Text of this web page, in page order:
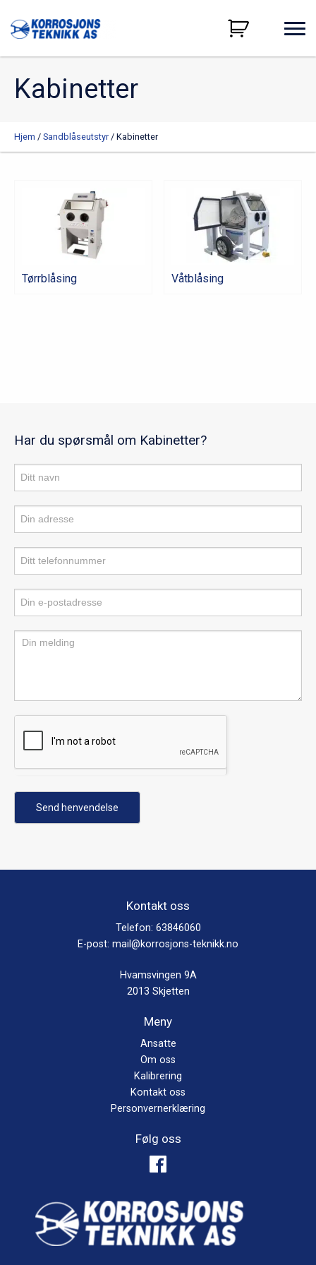
Kabinetter
Hjem / Sandblåseutstyr/ Kabinetter
Tørrblåsing Våtblåsing
Har du spørsmål om Kabinetter?
Produktforespørsel
Send henvendelse
Kontakt oss
Telefon: 63846060
E-post: mail@korrosjons-teknikk.no
Hvamsvingen 9A
2013 Skjetten
Meny
Ansatte
Om oss
Kalibrering
Kontakt oss
Personvernerklæring
Følg oss